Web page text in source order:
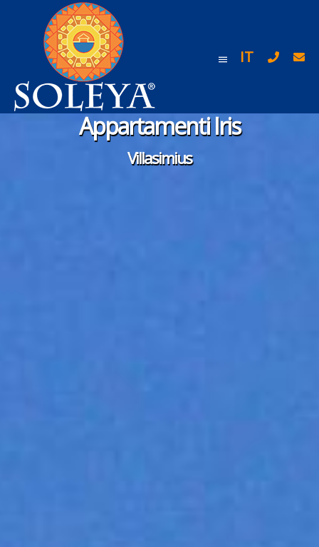
IT
Appartamenti Iris